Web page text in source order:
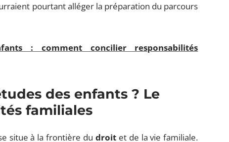
pourtant alléger la préparation du parcours
: comment concilier responsabilités
des enfants ? Le
familiales
situe à la frontière du droitet de la vie familiale.